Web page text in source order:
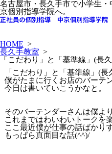
名古屋市・長久手市で小学生
京個別指導学院へ。
正社員の個別指導 中京個別指導学院
HOME >
長久手教室 >
「こだわり」と「基準線」(長
「こだわり」と「基準線」(長
僕がたまに行くお店のバーテ
今日は書いていこうかなと。
そのバーテンダーさんは僕よ
これまではわいわいトークを
ここ最近僕が仕事の話ばかり
もっぱら真面目な話(^^)/